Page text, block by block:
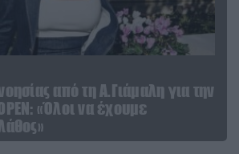
από τη Α.Γιάμαλη για την
«Όλοι να έχουμε